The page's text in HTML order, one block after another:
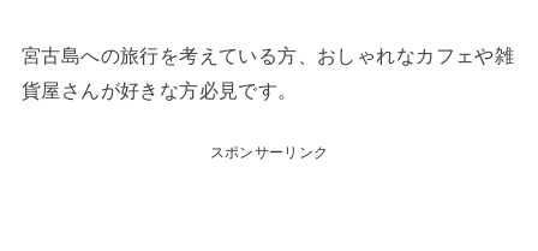
宮古島への旅行を考えている方、おしゃれなカフェや雑
貨屋さんが好きな方必見です。
スポンサーリンク